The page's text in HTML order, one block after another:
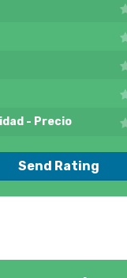
- Precio
Send Rating